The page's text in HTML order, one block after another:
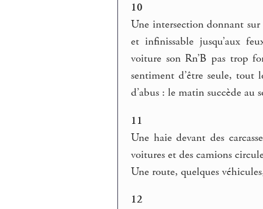
10
Une intersection donnant
et infinissable jusqu’aux
voiture son Rn’B pas trop
sentiment d’être seule, tout
d’abus : le matin succède au
11
Une haie devant des
voitures et des camions
Une route, quelques
12